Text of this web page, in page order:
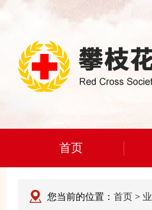
首页
您当前的位置： 首页 >